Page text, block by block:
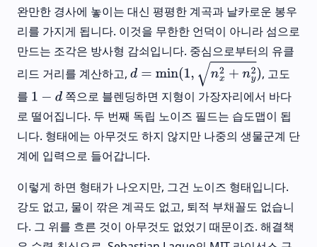
완만한 경사에 놓이는 대신 평평한 계곡과 날카로운 봉우
리를 가지게 됩니다. 이것을 무한한 언덕이 아니라 섬으로
만드는 조각은 방사형 감쇠입니다. 중심으로부터의 유클
리드 거리를 계산하고, d =min(1,nx2 +ny2)
, 고도
를 1 −d
쪽으로 블렌딩하면 지형이 가장자리에서 바다
로 떨어집니다. 두 번째 독립 노이즈 필드는 습도맵이 됩
니다. 형태에는 아무것도 하지 않지만 나중의 생물군계 단
계에 입력으로 들어갑니다.
이렇게 하면 형태가 나오지만, 그건 노이즈 형태입니다.
강도 없고, 물이 깎은 계곡도 없고, 퇴적 부채꼴도 없습니
다. 그 위를 흐른 것이 아무것도 없었기 때문이죠. 해결책